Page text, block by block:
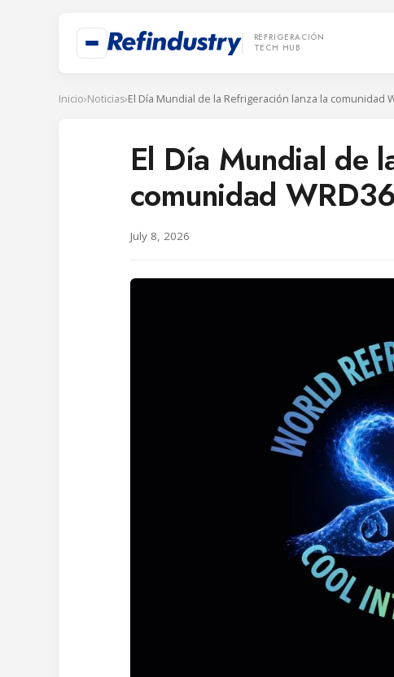
REFRIGERACIÓN
TECH HUB
Inicio›Noticias›
El Día Mundial de
comunidad
July 8, 2026